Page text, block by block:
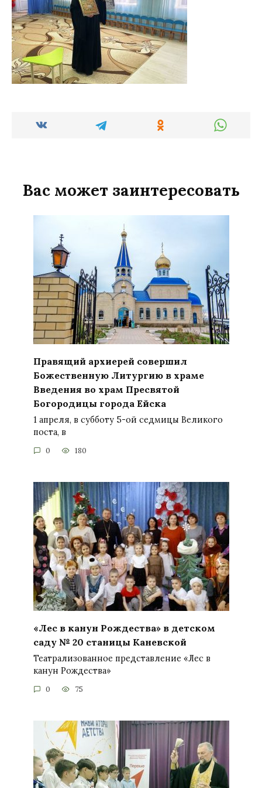
Вас может заинтересовать
Правящий архиерей совершил
Божественную Литургию в храме
Введения во храм Пресвятой
Богородицы города Ейска
1 апреля, в субботу 5-ой седмицы Великого
поста, в
0 180
«Лес в канун Рождества» в детском
саду № 20 станицы Каневской
Театрализованное представление «Лес в
канун Рождества»
0 75